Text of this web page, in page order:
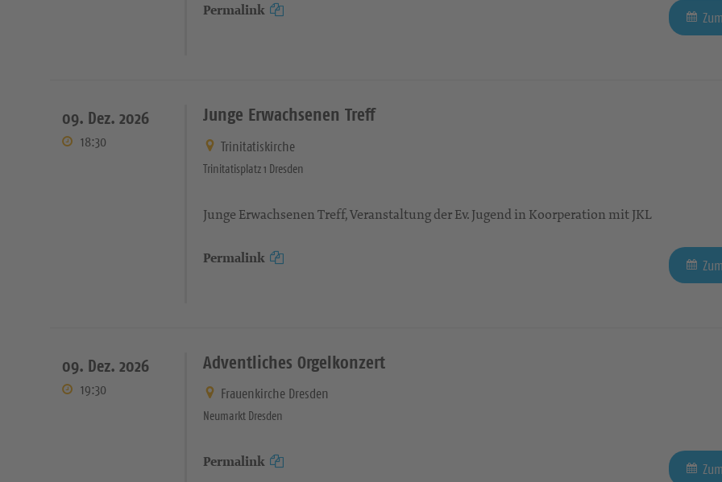
Permalink
09. Dez. 2026
18:30
Junge Erwachsenen Treff
Trinitatiskirche
Trinitatisplatz 1 Dresden
Junge Erwachsenen Treff, Veranstaltung der Ev. Jugend in Koorperation mit JKL
Permalink
09. Dez. 2026
19:30
Adventliches Orgelkonzert
Frauenkirche Dresden
Neumarkt Dresden
Permalink